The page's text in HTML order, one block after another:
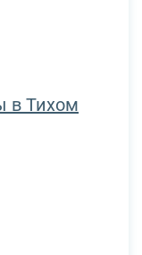
в Тихом